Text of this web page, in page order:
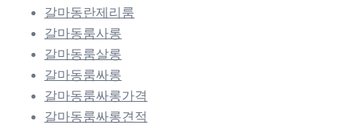
갈마동란제리룸
갈마동룸사롱
갈마동룸살롱
갈마동룸싸롱
갈마동룸싸롱가격
갈마동룸싸롱견적